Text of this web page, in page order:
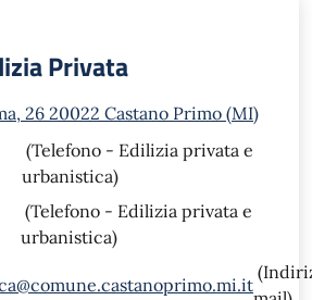
Privata
26 20022 Castano Primo (MI)
(Telefono - Edilizia privata e
urbanistica)
(Telefono - Edilizia privata e
urbanistica)